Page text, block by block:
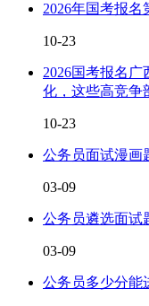
2026年国考报
10-23
2026国考报名
化，这些高竞争
10-23
公务员面试漫画
03-09
公务员遴选面试
03-09
公务员多少分能